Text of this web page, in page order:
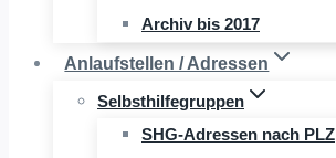
Archiv bis 2017
Anlaufstellen / Adressen
Selbsthilfegruppen
SHG-Adressen nach PLZ